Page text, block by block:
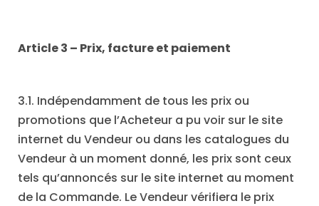
Article 3 – Prix, facture et paiement
3.1. Indépendamment de tous les prix ou
promotions que l’Acheteur a pu voir sur le site
internet du Vendeur ou dans les catalogues du
Vendeur à un moment donné, les prix sont ceux
tels qu’annoncés sur le site internet au moment
de la Commande. Le Vendeur vérifiera le prix